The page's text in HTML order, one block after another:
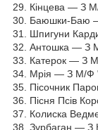
29. Кінцева — З
30. Баюшки-Баю
31. Шпигуни
32. Антошка — З
33. Катерок — З
34. Мрія — З М/Ф
35. Пісочник
36. Пісня Псів
37. Колиска
38. Зурбаган — З